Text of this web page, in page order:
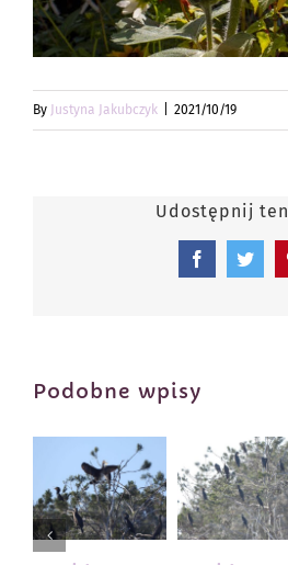
By Justyna Jakubczyk 2021/10/19
Udostępnij
Facebook
Podobne wpisy